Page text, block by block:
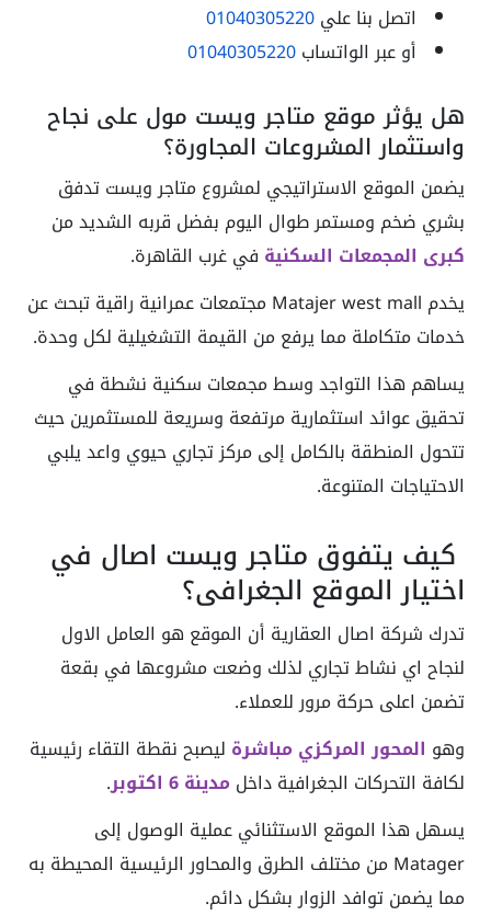
اتصل بنا علي01040305220
أو عبر الواتساب01040305220
هل يؤثر موقع متاجر ويست مول على نجاح
واستثمار المشروعات المجاورة؟
يضمن الموقع الاستراتيجي لمشروع متاجر ويست تدفق
بشري ضخم ومستمر طوال اليوم بفضل قربه الشديد من
كبرى المجمعات السكنية في غرب القاهرة.
يخدم Matajer west mall مجتمعات عمرانية راقية تبحث عن
خدمات متكاملة مما يرفع من القيمة التشغيلية لكل وحدة.
يساهم هذا التواجد وسط مجمعات سكنية نشطة في
تحقيق عوائد استثمارية مرتفعة وسريعة للمستثمرين حيث
تتحول المنطقة بالكامل إلى مركز تجاري حيوي واعد يلبي
الاحتياجات المتنوعة.
كيف يتفوق متاجر ويست اصال في
اختيار الموقع الجغرافي؟
تدرك شركة اصال العقارية أن الموقع هو العامل الاول
لنجاح اي نشاط تجاري لذلك وضعت مشروعها في بقعة
تضمن اعلى حركة مرور للعملاء.
وهو المحور المركزي مباشرة ليصبح نقطة التقاء رئيسية
لكافة التحركات الجغرافية داخل مدينة 6 اكتوبر
.
يسهل هذا الموقع الاستثنائي عملية الوصول إلى
Matager من مختلف الطرق والمحاور الرئيسية المحيطة به
مما يضمن توافد الزوار بشكل دائم.